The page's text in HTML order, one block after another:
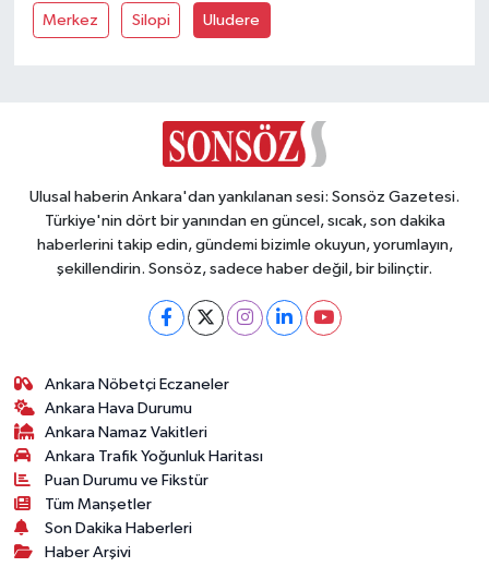
Merkez Silopi Uludere
Ulusal haberin Ankara'dan yankılanan sesi: Sonsöz Gazetesi.
Türkiye'nin dört bir yanından en güncel, sıcak, son dakika
haberlerini takip edin, gündemi bizimle okuyun, yorumlayın,
şekillendirin. Sonsöz, sadece haber değil, bir bilinçtir.
Ankara Nöbetçi Eczaneler
Ankara Hava Durumu
Ankara Namaz Vakitleri
Ankara Trafik Yoğunluk Haritası
Puan Durumu ve Fikstür
Tüm Manşetler
Son Dakika Haberleri
Haber Arşivi
Spor